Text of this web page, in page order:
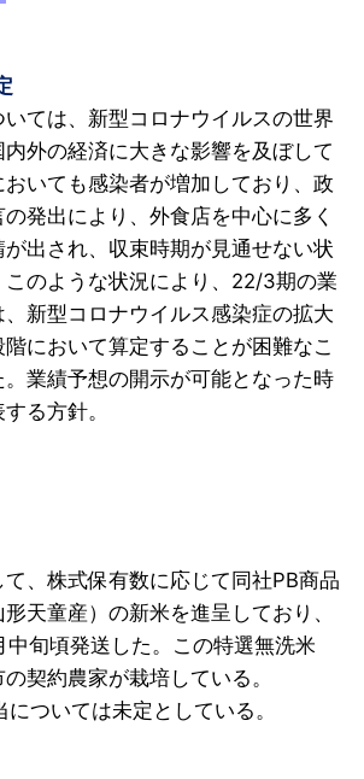
ては、新型コロナウイルスの世界
外の経済に大きな影響を及ぼして
いても感染者が増加しており、政
発出により、外食店を中心に多く
出され、収束時期が見通せない状
のような状況により、22/3期の業
新型コロナウイルス感染症の拡大
において算定することが困難なこ
。業績予想の開示が可能となった時
る方針。
、株式保有数に応じて同社PB商品
天童産）の新米を進呈しており、
中旬頃発送した。この特選無洗米
契約農家が栽培している。
ついては未定としている。